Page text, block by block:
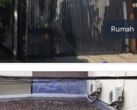
Rumah